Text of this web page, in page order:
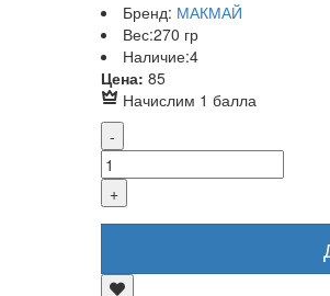
Бренд: МАКМАЙ
Вес:270 гр
Наличие:4
Цена: 85Р
Начислим 1 балла